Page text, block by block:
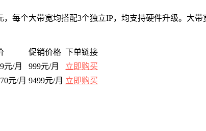
每个大带宽均搭配3个独立IP，均支持硬件升级。大
促销价格 下单链接
元/月 999元/月
立即购买
元/月 9499元/月 立即购买